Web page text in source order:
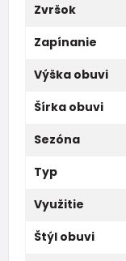
Zvršok
Zapínanie
Výška obuvi
Šírka obuvi
Sezóna
Typ
Využitie
Štýl obuvi